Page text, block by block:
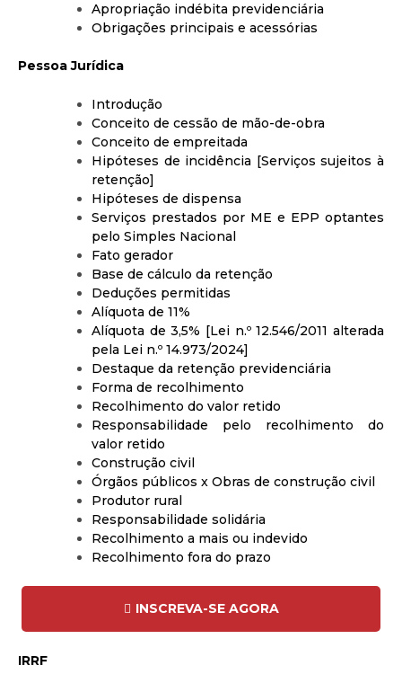
Apropriação indébita previdenciária
Obrigações principais e acessórias
Pessoa Jurídica
Introdução
Conceito de cessão de mão-de-obra
Conceito de empreitada
Hipóteses de incidência [Serviços sujeitos à
retenção]
Hipóteses de dispensa
Serviços prestados por ME e EPP optantes
pelo Simples Nacional
Fato gerador
Base de cálculo da retenção
Deduções permitidas
Alíquota de 11%
Alíquota de 3,5% [Lei n.º 12.546/2011 alterada
pela Lei n.º 14.973/2024]
Destaque da retenção previdenciária
Forma de recolhimento
Recolhimento do valor retido
Responsabilidade pelo recolhimento do
valor retido
Construção civil
Órgãos públicos x Obras de construção civil
Produtor rural
Responsabilidade solidária
Recolhimento a mais ou indevido
Recolhimento fora do prazo
INSCREVA-SE AGORA
IRRF